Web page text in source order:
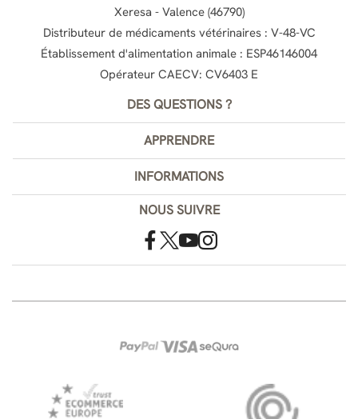
Xeresa - Valence (46790)
Distributeur de médicaments vétérinaires : V-48-VC
Établissement d'alimentation animale : ESP46146004
Opérateur CAECV: CV6403 E
DES QUESTIONS ?
APPRENDRE
INFORMATIONS
NOUS SUIVRE